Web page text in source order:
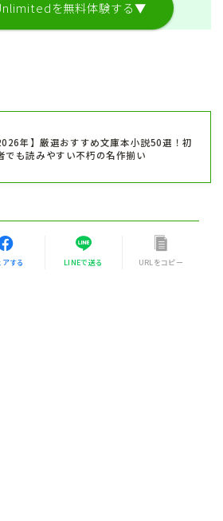
を無料体験する▼
年】厳選おすすめ文庫本小説50選！初
でも読みやすい不朽の名作揃い
アする LINEで送る URLをコピー